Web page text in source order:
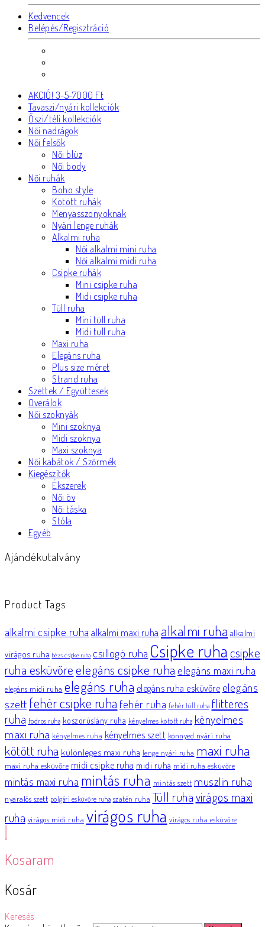
Kedvencek
Belépés/Regisztráció
AKCIÓ! 3-5-7000 Ft
Tavaszi/nyári kollekciók
Őszi/téli kollekciók
Női nadrágok
Női felsők
Női blúz
Női body
Női ruhák
Boho style
Kötött ruhák
Menyasszonyoknak
Nyári lenge ruhák
Alkalmi ruha
Női alkalmi mini ruha
Női alkalmi midi ruha
Csipke ruhák
Mini csipke ruha
Midi csipke ruha
Tüll ruha
Mini tüll ruha
Midi tüll ruha
Maxi ruha
Elegáns ruha
Plus size méret
Strand ruha
Szettek / Együttesek
Overálok
Női szoknyák
Mini szoknya
Midi szoknya
Maxi szoknya
Női kabátok / Szőrmék
Kiegészítők
Ékszerek
Női öv
Női táska
Stóla
Egyéb
Ajándékutalvány
Product Tags
alkalmi csipke ruha alkalmi maxi ruha alkalmi ruha alkalmi
virágos ruha bézs csipke ruha csillogó ruha Csipke ruhacsipke
ruha esküvőreelegáns csipke ruha elegáns maxi ruha
elegáns midi ruha elegáns ruha elegáns ruha esküvőre elegáns
szett fehér csipke ruha fehér ruha fehér tüll ruha flitteres
ruha fodros ruha koszorúslány ruha kényelmes kötött ruha kényelmes
maxi ruha kényelmes ruha kényelmes szett könnyed nyári ruha
kötött ruha különleges maxi ruha lenge nyári ruha maxi ruha
maxi ruha esküvőre midi csipke ruha midi ruha midi ruha esküvőre
mintás maxi ruha mintás ruha mintás szett muszlin ruha
nyaralós szett polgári esküvőre ruha szatén ruha Tüll ruhavirágos maxi
ruha virágos midi ruha virágos ruha virágos ruha esküvőre
Kosaram
Kosár
Keresés